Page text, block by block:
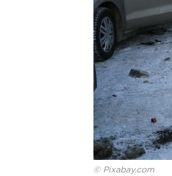
© Pixabay.com